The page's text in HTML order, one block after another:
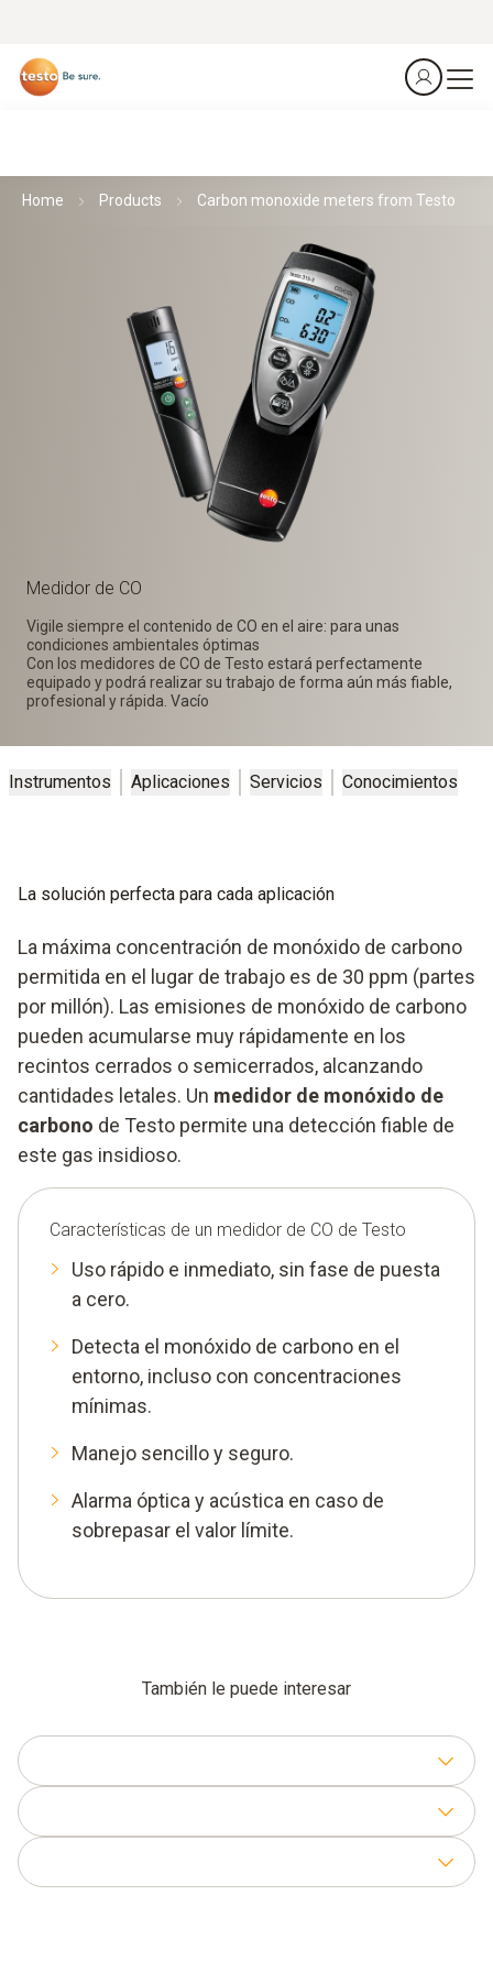
Home Products Carbon monoxide meters from Testo
Medidor de CO
Vigile siempre el contenido de CO en el aire: para unas
condiciones ambientales óptimas
Con los medidores de CO de Testo estará perfectamente
equipado y podrá realizar su trabajo de forma aún más fiable,
profesional y rápida. Vacío
Instrumentos Aplicaciones Servicios Conocimientos
La solución perfecta para cada aplicación
La máxima concentración de monóxido de carbono
permitida en el lugar de trabajo es de 30 ppm (partes
por millón). Las emisiones de monóxido de carbono
pueden acumularse muy rápidamente en los
recintos cerrados o semicerrados, alcanzando
cantidades letales. Un medidor de monóxido de
carbono de Testo permite una detección fiable de
este gas insidioso.
Características de un medidor de CO de Testo
Uso rápido e inmediato, sin fase de puesta
a cero.
Detecta el monóxido de carbono en el
entorno, incluso con concentraciones
mínimas.
Manejo sencillo y seguro.
Alarma óptica y acústica en caso de
sobrepasar el valor límite.
También le puede interesar